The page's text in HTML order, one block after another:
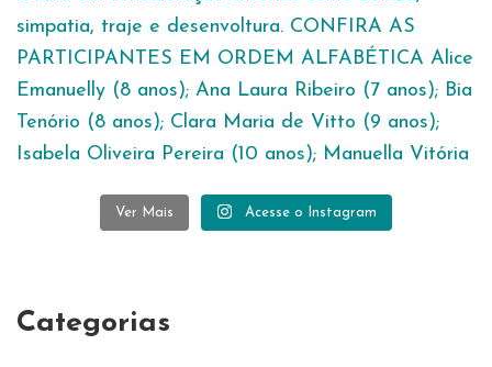
Ver Mais Acesse o Instagram
Categorias